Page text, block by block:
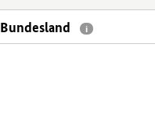
Bundesland i